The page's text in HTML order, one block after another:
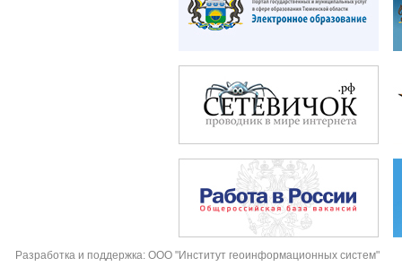
Разработка и поддержка: ООО "Институт геоинформационных систем"